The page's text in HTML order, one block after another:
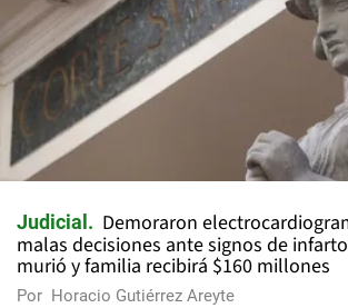
Judicial
Demoraron
malas decisiones ante signos de
murió y familia recibirá $160 millones
Por Horacio Gutiérrez Areyte